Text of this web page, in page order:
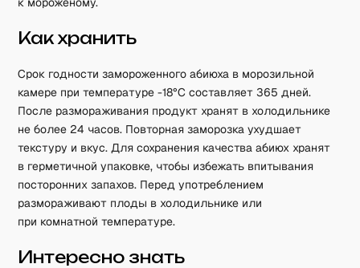
Как хранить
Срок годности замороженного абиюха в морозильной
камере при температуре -18°C составляет 365 дней.
После размораживания продукт хранят в холодильнике
не более 24 часов. Повторная заморозка ухудшает
текстуру и вкус. Для сохранения качества абиюх хранят
в герметичной упаковке, чтобы избежать впитывания
посторонних запахов. Перед употреблением
размораживают плоды в холодильнике или
при комнатной температуре.
Интересно знать